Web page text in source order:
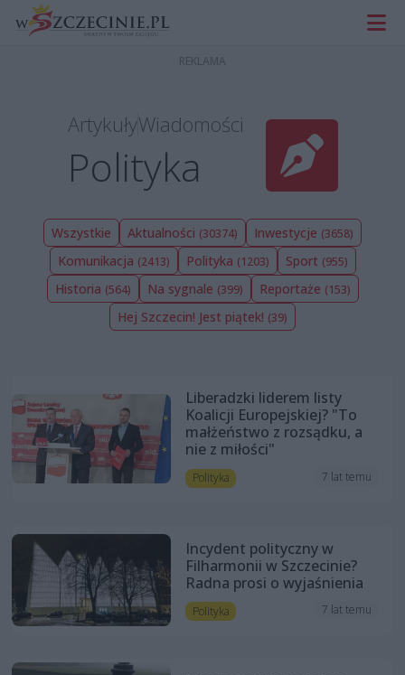
ArtykułyWiadomości
Polityka
Wszystkie Aktualności (30374) Inwestycje (3658)
Komunikacja (2413) Polityka (1203) Sport (955)
Historia (564) Na sygnale (399) Reportaże (153)
Hej Szczecin! Jest piątek! (39)
Liberadzki liderem listy
Koalicji Europejskiej? "To
małżeństwo z rozsądku, a
nie z miłości"
Polityka 7 lat temu
Incydent polityczny w
Filharmonii w Szczecinie?
Radna prosi o wyjaśnienia
Polityka 7 lat temu